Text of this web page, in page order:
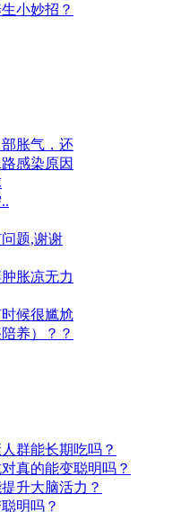
小妙招？
胀气，还
感染原因
题,谢谢
胀凉无力
候很尴尬
养）？？
群能长期吃吗？
真的能变聪明吗？
升大脑活力？
明吗？